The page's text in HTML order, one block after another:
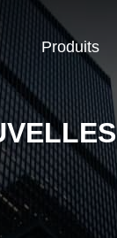
Produits